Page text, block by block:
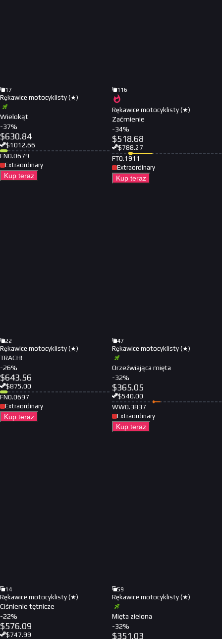
17
Rękawice motocyklisty (★)
Wielokąt
-37%
$630.84
$1012.66
FN0.0679
Extraordinary
Kup teraz
116
Rękawice motocyklisty (★)
Zaćmienie
-34%
$518.68
$788.27
FT0.1911
Extraordinary
Kup teraz
22
Rękawice motocyklisty (★)
TRACH!
-26%
$643.56
$875.00
FN0.0697
Extraordinary
Kup teraz
47
Rękawice motocyklisty (★)
Orzeźwiająca mięta
-32%
$365.05
$540.00
WW0.3837
Extraordinary
Kup teraz
14
Rękawice motocyklisty (★)
Ciśnienie tętnicze
-22%
$576.09
$747.99
59
Rękawice motocyklisty (★)
Mięta zielona
-32%
$351.03